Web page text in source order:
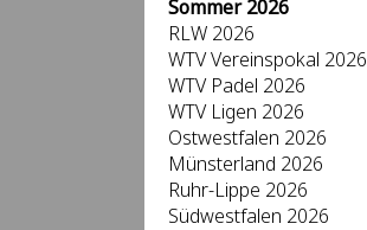
Sommer 2026
RLW 2026
WTV Vereinspokal 2026
WTV Padel 2026
WTV Ligen 2026
Ostwestfalen 2026
Münsterland 2026
Ruhr-Lippe 2026
Südwestfalen 2026